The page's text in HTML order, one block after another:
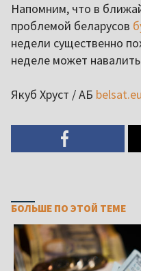
Напомним, что в
проблемой беларусов
недели существенно
неделе может навалить
Якуб Хруст / АБ belsat.eu
БОЛЬШЕ ПО ЭТОЙ ТЕМЕ